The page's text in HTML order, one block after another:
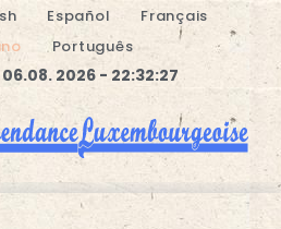
Español
Français
Português
2026 - 22:32:27